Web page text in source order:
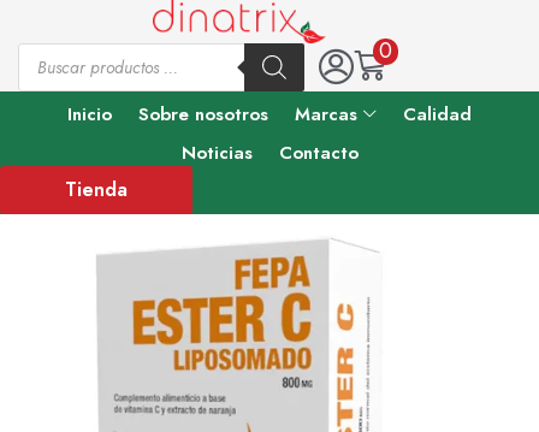
0
Inicio Sobre nosotros Marcas
Calidad
Noticias
Contacto
Tienda